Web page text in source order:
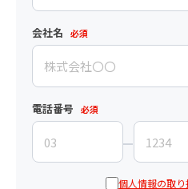
会社名 必須
電話番号 必須
個人情報の取り